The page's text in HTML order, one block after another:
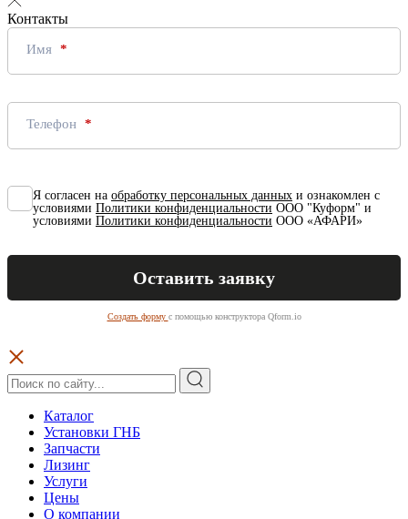
Контакты
Имя
Телефон
Я согласен на обработку персональных данных и ознакомлен с
условиями Политики конфиденциальности ООО "Куформ" и
условиями Политики конфиденциальности ООО «АФАРИ»
Создать форму с помощью конструктора Qform.io
Каталог
Установки ГНБ
Запчасти
Лизинг
Услуги
Цены
О компании